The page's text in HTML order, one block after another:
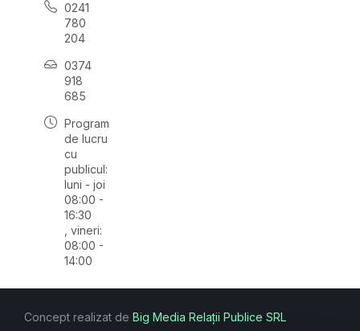
0241
780
204
0374
918
685
Program
de lucru
cu
publicul:
luni - joi
08:00 -
16:30
, vineri:
08:00 -
14:00
Concept realizat de Big Media Relații Publice SRL